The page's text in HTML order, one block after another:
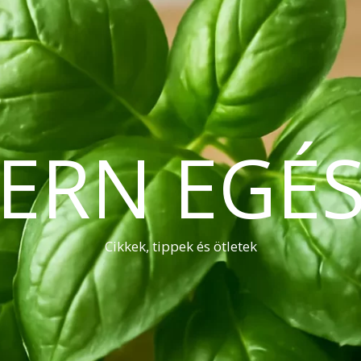
Cikkek, tippek és ötletek